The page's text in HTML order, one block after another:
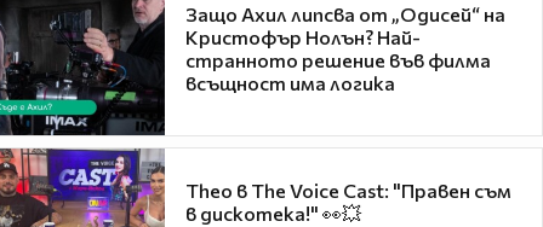
Защо Ахил липсва от „Одисей“ на
Кристофър Нолън? Най-
странното решение във филма
всъщност има логика
Theo в The Voice Cast: "Правен съм
в дискотека!" 👀💥